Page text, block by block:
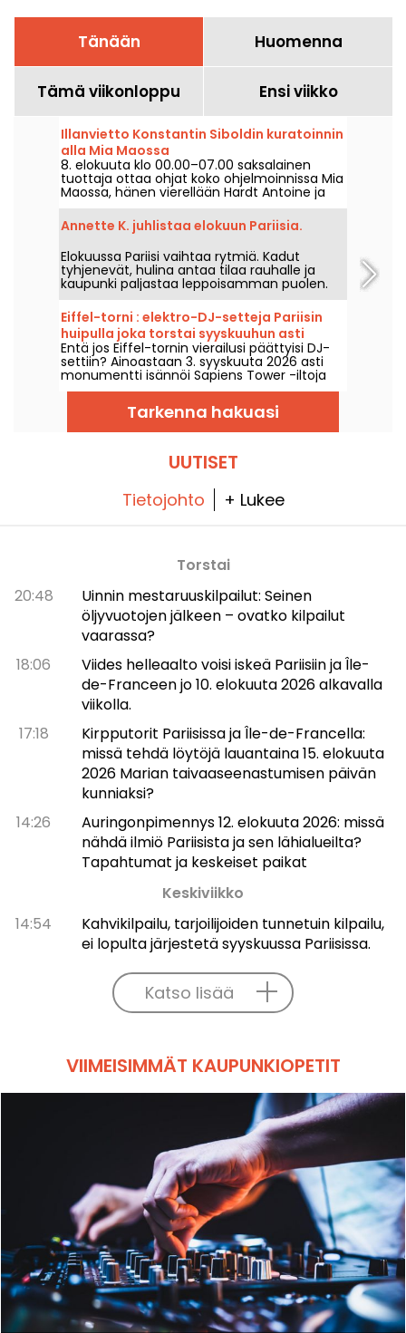
Tänään Huomenna
Tämä viikonloppu Ensi viikko
Illanvietto Konstantin Siboldin kuratoinnin
alla Mia Maossa
8. elokuuta klo 00.00–07.00 saksalainen
tuottaja ottaa ohjat koko ohjelmoinnissa Mia
Maossa, hänen vierellään Hardt Antoine ja
EG, illassa, joka kulkee melodisen housen,
techno ja niiden rajaviivojen yli.
Annette K. juhlistaa elokuun Pariisia.
Elokuussa Pariisi vaihtaa rytmiä. Kadut
tyhjenevät, hulina antaa tilaa rauhalle ja
kaupunki paljastaa leppoisamman puolen.
Annette K.:n luona tätä erityistä
hengähdystaukoa käytetään hyväksi ja
lomafiilis jatkuu, varpaat melkein
vedenrajassa, ennen paluuta arkeen.
Eiffel-torni : elektro-DJ-setteja Pariisin
huipulla joka torstai syyskuuhun asti
Entä jos Eiffel-tornin vierailusi päättyisi DJ-
settiin? Ainoastaan 3. syyskuuta 2026 asti
monumentti isännöi Sapiens Tower -iltoja
Agorian sekä useiden elektronisen musiikin
artistien kanssa, joka torstai ensimmäisessä
kerroksessa.Tarkenna hakuasi
UUTISET
Tietojohto + Lukee
Torstai
20:48
Uinnin mestaruuskilpailut: Seinen
öljyvuotojen jälkeen – ovatko kilpailut
vaarassa?
18:06
Viides helleaalto voisi iskeä Pariisiin ja Île-
de-Franceen jo 10. elokuuta 2026 alkavalla
viikolla.
17:18
Kirpputorit Pariisissa ja Île-de-Francella:
missä tehdä löytöjä lauantaina 15. elokuuta
2026 Marian taivaaseenastumisen päivän
kunniaksi?
14:26
Auringonpimennys 12. elokuuta 2026: missä
nähdä ilmiö Pariisista ja sen lähialueilta?
Tapahtumat ja keskeiset paikat
Keskiviikko
14:54
Kahvikilpailu, tarjoilijoiden tunnetuin kilpailu,
ei lopulta järjestetä syyskuussa Pariisissa.
Katso lisää
VIIMEISIMMÄT KAUPUNKIOPETIT